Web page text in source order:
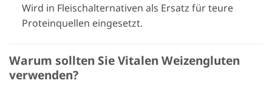
Wird in Fleischalternativen als Ersatz für teure
Proteinquellen eingesetzt.
Warum sollten Sie Vitalen Weizengluten
verwenden?